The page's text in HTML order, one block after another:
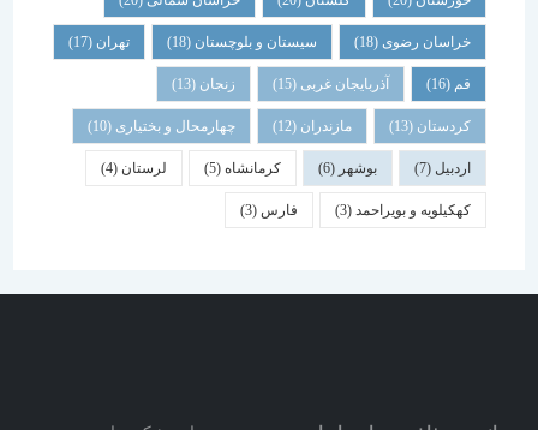
خراسان رضوی(18) سیستان و بلوچستان(18) تهران
آذربایجان غربی(15) زنجان
کردستان(13) مازندران(12) چهارمحال و بختیاری (10)
بوشهر کرمانشاه(5) لرستان (4)
کهکیلویه و بویراحمد(3) فارس